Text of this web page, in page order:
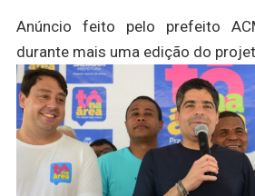
Anúncio feito pelo prefeito
durante mais uma edição do